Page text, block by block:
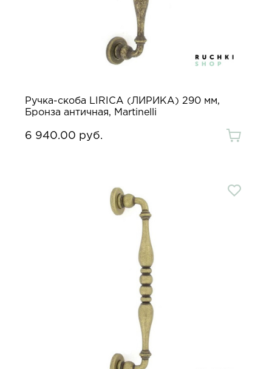
Ручка-скоба LIRICA (ЛИРИКА) 290 мм,
Бронза античная, Martinelli
6 940.00 руб.